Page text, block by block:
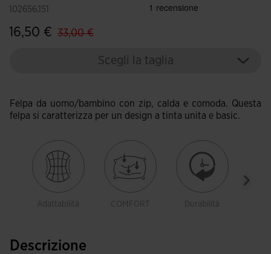
102656.151
16,50 € label.price.reduced.from
33,00 €
Scegli la taglia
Felpa da uomo/bambino con zip, calda e comoda. Questa
felpa si caratterizza per un design a tinta unita e basic.
Adattabilità COMFORT Durabilità
Descrizione